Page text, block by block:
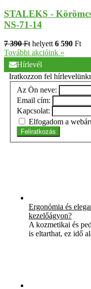
STALEKS -
NS-71-14
7 390 Ft helyett 6 590 Ft
További akcióink »
Hírlevél
Iratkozzon fel
Az Ön neve:
Email cím:
Kapcsolat:
Elfogadom a
Feliratkozás
Ergonómia és
kezelőágyon?
A kozmetikai és
is eltarthat, ez idő